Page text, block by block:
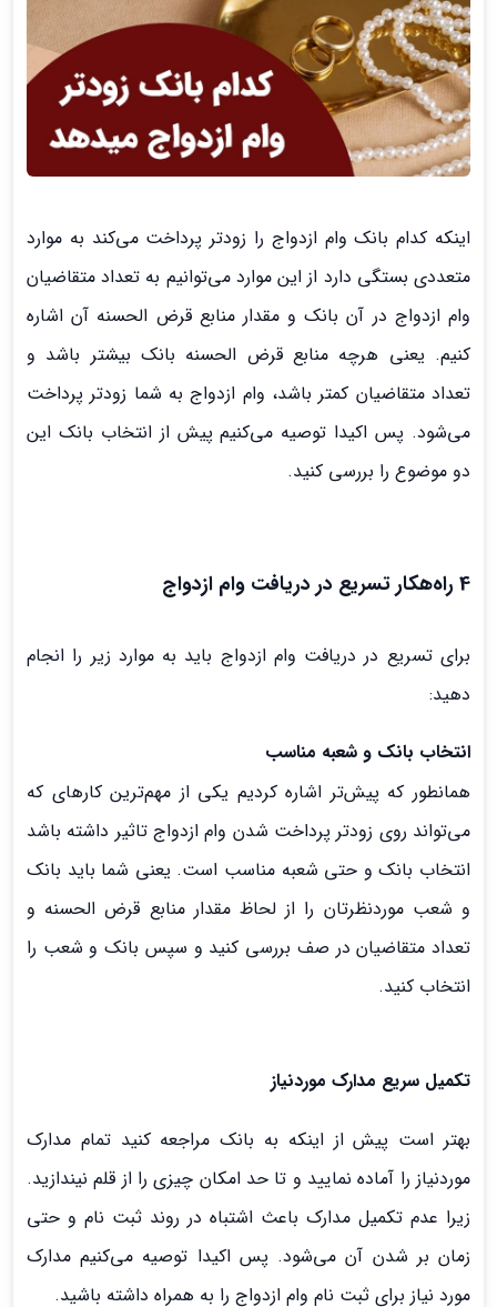
اینکه کدام بانک وام ازدواج را زودتر پرداخت می‌کند به موارد
متعددی بستگی دارد از این موارد می‌توانیم به تعداد متقاضیان
وام ازدواج در آن بانک و مقدار منابع قرض الحسنه آن اشاره
کنیم. یعنی هرچه منابع قرض الحسنه بانک بیشتر باشد و
تعداد متقاضیان کمتر باشد، وام ازدواج به شما زودتر پرداخت
می‌شود. پس اکیدا توصیه می‌کنیم پیش از انتخاب بانک این
دو موضوع را بررسی کنید.
4 راه‌هکار تسریع در دریافت وام ازدواج
برای تسریع در دریافت وام ازدواج باید به موارد زیر را انجام
دهید:
انتخاب بانک و شعبه مناسب
همانطور که پیش‌تر اشاره کردیم یکی از مهم‌ترین کارهای که
می‌تواند روی زودتر پرداخت شدن وام ازدواج تاثیر داشته باشد
انتخاب بانک و حتی شعبه مناسب است. یعنی شما باید بانک
و شعب موردنظرتان را از لحاظ مقدار منابع قرض الحسنه و
تعداد متقاضیان در صف بررسی کنید و سپس بانک و شعب را
انتخاب کنید.
تکمیل سریع مدارک موردنیاز
بهتر است پیش از اینکه به بانک مراجعه کنید تمام مدارک
موردنیاز را آماده نمایید و تا حد امکان چیزی را از قلم نیندازید.
زیرا عدم تکمیل مدارک باعث اشتباه در روند ثبت نام و حتی
زمان بر شدن آن می‌شود. پس اکیدا توصیه می‌کنیم مدارک
مورد نیاز برای ثبت نام وام ازدواج را به همراه داشته باشید.